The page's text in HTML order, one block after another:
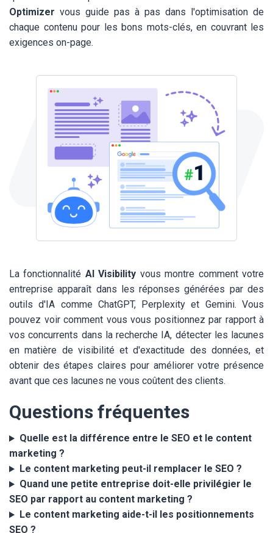
Optimizer vous guide pas à pas dans l'optimisation de
chaque contenu pour les bons mots-clés, en couvrant les
exigences on-page.
La fonctionnalité AI Visibility vous montre comment votre
entreprise apparaît dans les réponses générées par des
outils d'IA comme ChatGPT, Perplexity et Gemini. Vous
pouvez voir comment vous vous positionnez par rapport à
vos concurrents dans la recherche IA, détecter les lacunes
en matière de visibilité et d'exactitude des données, et
obtenir des étapes claires pour améliorer votre présence
avant que ces lacunes ne vous coûtent des clients.
Questions fréquentes
Quelle est la différence entre le SEO et le content
marketing ?
Le content marketing peut-il remplacer le SEO ?
Quand une petite entreprise doit-elle privilégier le
SEO par rapport au content marketing ?
Le content marketing aide-t-il les positionnements
SEO ?